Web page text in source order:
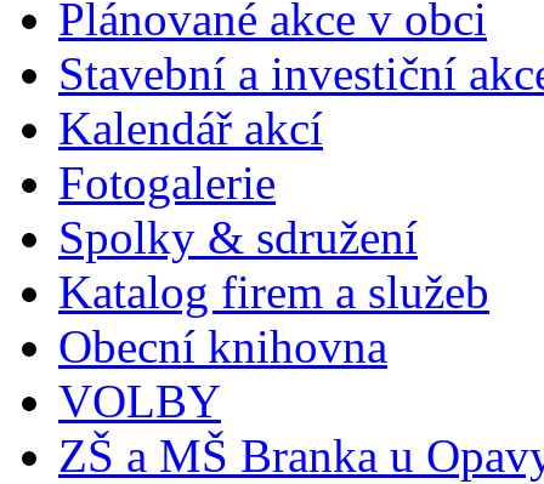
Plánované akce v obci
Stavební a investiční
Kalendář akcí
Fotogalerie
Spolky & sdružení
Katalog firem a služeb
Obecní knihovna
VOLBY
ZŠ a MŠ Branka u